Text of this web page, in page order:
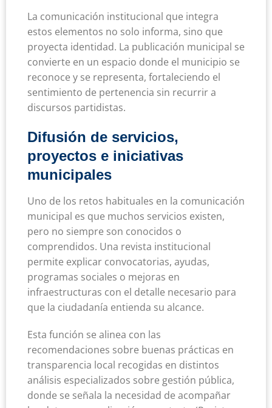
La comunicación institucional que integra
estos elementos no solo informa, sino que
proyecta identidad. La publicación municipal se
convierte en un espacio donde el municipio se
reconoce y se representa, fortaleciendo el
sentimiento de pertenencia sin recurrir a
discursos partidistas.
Difusión de servicios,
proyectos e iniciativas
municipales
Uno de los retos habituales en la comunicación
municipal es que muchos servicios existen,
pero no siempre son conocidos o
comprendidos. Una revista institucional
permite explicar convocatorias, ayudas,
programas sociales o mejoras en
infraestructuras con el detalle necesario para
que la ciudadanía entienda su alcance.
Esta función se alinea con las
recomendaciones sobre buenas prácticas en
transparencia local recogidas en distintos
análisis especializados sobre gestión pública,
donde se señala la necesidad de acompañar